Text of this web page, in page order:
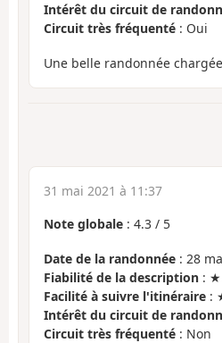
Intérêt du circuit de
Circuit très fréquenté : Oui
Une belle randonnée
31 mai 2021 à 11:37
Note globale : 4.3 / 5
Date de la randonnée : 28
Fiabilité de la description :
Facilité à suivre l'itinéraire :
Intérêt du circuit de
Circuit très fréquenté : Non